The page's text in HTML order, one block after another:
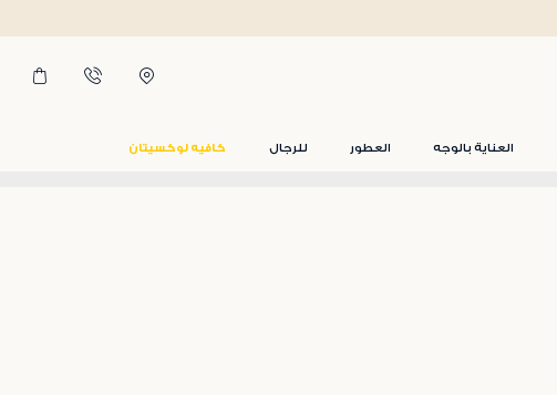
العناية بالوجه العطور للرجال كافيه لوكسيتان